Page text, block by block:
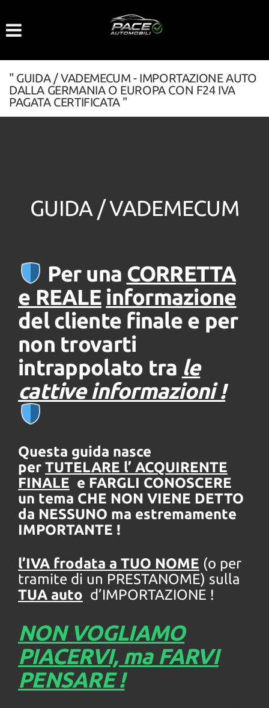
" GUIDA / VADEMECUM - IMPORTAZIONE AUTO
DALLA GERMANIA O EUROPA CON F24 IVA
PAGATA CERTIFICATA "
GUIDA / VADEMECUM
Per una CORRETTA
e REALE informazione
del cliente finale e per
non trovarti
intrappolato tra le
cattive informazioni !
Questa guida nasce
per TUTELARE l’ ACQUIRENTE
FINALE e FARGLI CONOSCERE
un tema CHE NON VIENE DETTO
da NESSUNO ma estremamente
IMPORTANTE !
l’IVA frodata a TUO NOME (o per
tramite di un PRESTANOME) sulla
TUA auto d’IMPORTAZIONE !
NON VOGLIAMO
PIACERVI, ma FARVI
PENSARE !
tue
Il
seguente
pannello
preferenze
di
tracciamento
che
adottiamo
per
offrire
funzionalità
e
svolgere
attività
di
seguito
ottenere
maggiori
informazioni
sull'utilità
e
sul
funzionamento
strumenti
di
tracciamento
cookie
policy.
Puoi
rivedere